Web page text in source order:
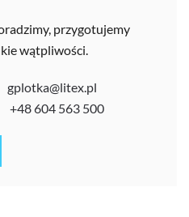
przygotujemy
wątpliwości.
gplotka@litex.pl
+48 604 563 500